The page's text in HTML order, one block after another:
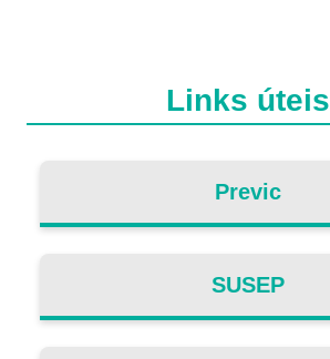
Links úteis
Previc
SUSEP